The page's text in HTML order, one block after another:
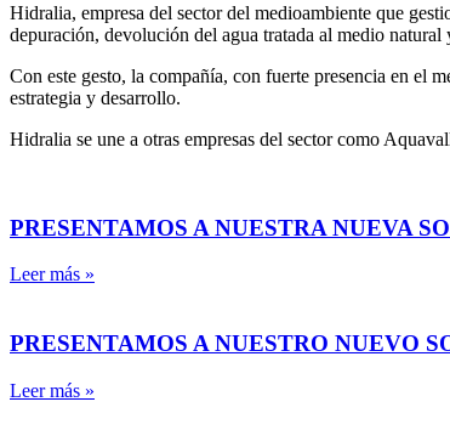
Hidralia, empresa del sector del medioambiente que
depuración, devolución del agua tratada al medio
Con este gesto, la compañía, con fuerte presencia en el
estrategia y desarrollo.
Hidralia se une a otras empresas del sector como
PRESENTAMOS A NUESTRA NUEVA
Leer más »
PRESENTAMOS A NUESTRO NUEVO
Leer más »